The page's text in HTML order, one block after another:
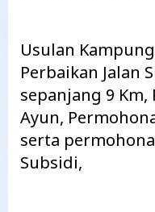
Usulan
Perbaikan Jalan
sepanjang 9 Km,
Ayun,
serta
Subsidi,